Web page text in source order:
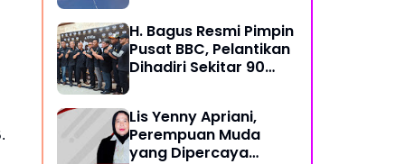
H. Bagus Resmi Pimpin
Pusat BBC, Pelantikan
Dihadiri Sekitar 90
Lis Yenny Apriani,
Perempuan Muda
yang Dipercaya